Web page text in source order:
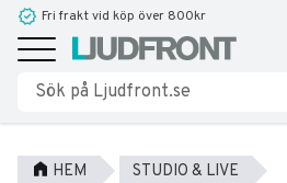
Meny
Fri frakt vid köp över 800kr
HEM
STUDIO & LIVE